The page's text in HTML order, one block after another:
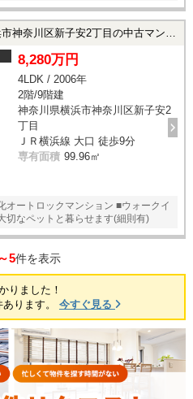
ライオンズ横濱アリーナヒル|横浜市神奈川区新子安2丁目の中古マンション
8,280万円
4LDK / 2006年
2階/9階建
神奈川県横浜市神奈川区新子安2
丁目
ＪＲ横浜線 大口 徒歩9分
専有面積 99.96㎡
オートロックマンション ■ウォークイ
切なペットと暮らせます(細則有)
5件を表示
りました！
あります。 今すぐ見る